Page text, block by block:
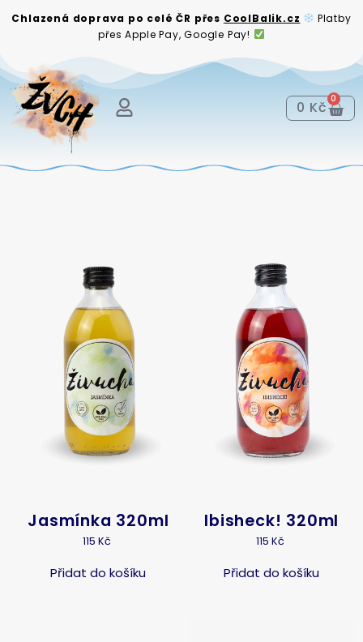
Chlazená doprava po celé ČR přes CoolBalik.cz
Platby
přes Apple Pay, Google Pay!
0 Kč 0
Jasmínka 320ml
115 Kč
Přidat do košíku
Ibisheck! 320ml
115 Kč
Přidat do košíku